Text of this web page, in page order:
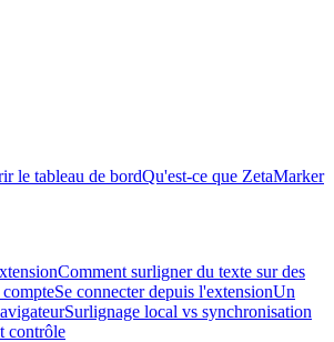
le tableau de bordQu'est-ce que ZetaMarker
Comment surligner du texte sur des
Se connecter depuis l'extensionUn
Surlignage local vs synchronisation
contrôle